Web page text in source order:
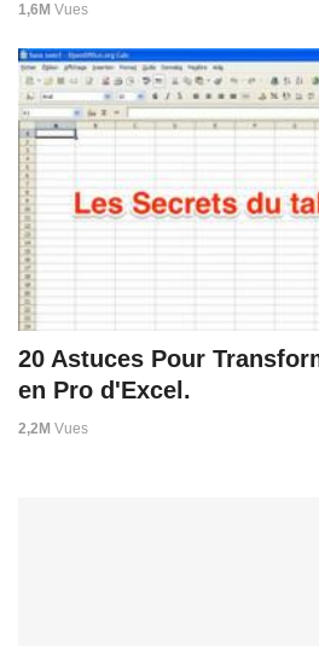
1,6M Vues
20 Astuces Pour
en Pro d'Excel.
2,2M Vues